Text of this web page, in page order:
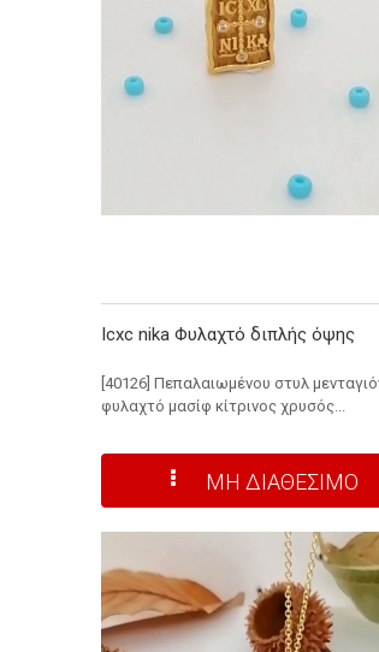
Icxc nika Φυλαχτό διπλής όψης
[40126] Πεπαλαιωμένου στυλ
φυλαχτό μασίφ κίτρινος χρυσός...
ΜΗ ΔΙΑΘΕΣΙΜΟ